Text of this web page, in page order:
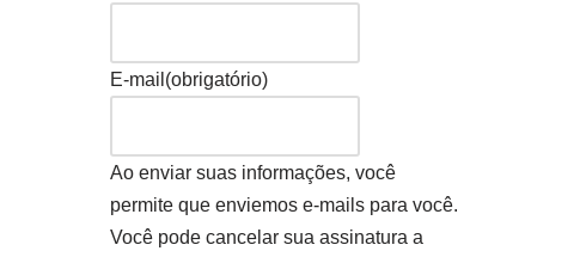
E-mail (obrigatório)
Ao enviar suas informações, você
permite que enviemos e-mails para você.
Você pode cancelar sua assinatura a